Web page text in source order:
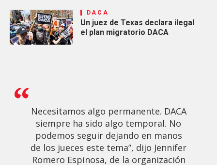
DACA
Un juez de Texas declara ilegal
el plan migratorio DACA
Necesitamos algo permanente. DACA
siempre ha sido algo temporal. No
podemos seguir dejando en manos
de los jueces este tema”, dijo Jennifer
Romero Espinosa, de la organización